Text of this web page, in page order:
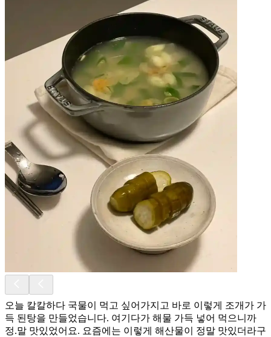
오늘 칼칼하다 국물이 먹고 싶어가지고 바로 이렇게 조개가 가
득 된탕을 만들었습니다. 여기다가 해물 가득 넣어 먹으니까
정.말 맛있었어요. 요즘에는 이렇게 해산물이 정말 맛있더라구